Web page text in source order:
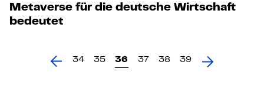
Metaverse für die deutsche Wirtschaft
bedeutet
34 35 36 37 38 39